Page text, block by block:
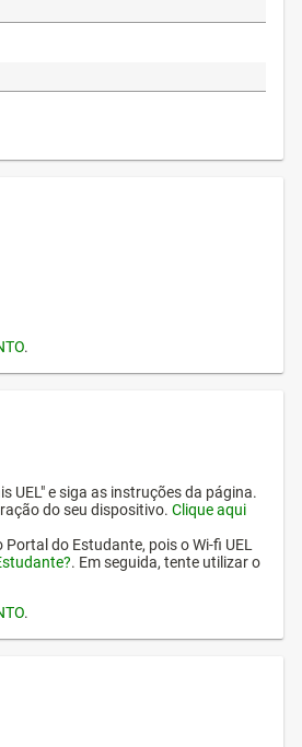
.
UEL" e siga as instruções da página.
do seu dispositivo. Clique aqui
do Estudante, pois o Wi-fi UEL
. Em seguida, tente utilizar o
.